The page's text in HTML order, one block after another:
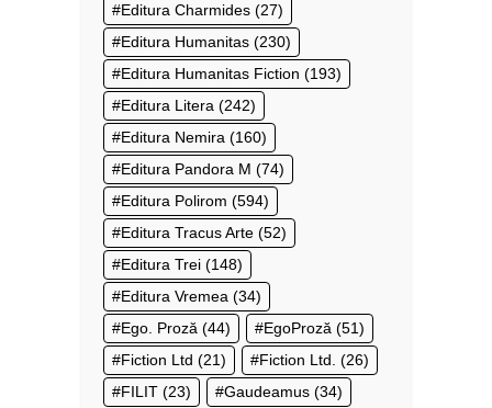
Editura Charmides (27)
Editura Humanitas (230)
Editura Humanitas Fiction (193)
Editura Litera (242)
Editura Nemira (160)
Editura Pandora M (74)
Editura Polirom (594)
Editura Tracus Arte (52)
Editura Trei (148)
Editura Vremea (34)
Ego. Proză (44) EgoProză (51)
Fiction Ltd (21) Fiction Ltd. (26)
FILIT (23) Gaudeamus (34)